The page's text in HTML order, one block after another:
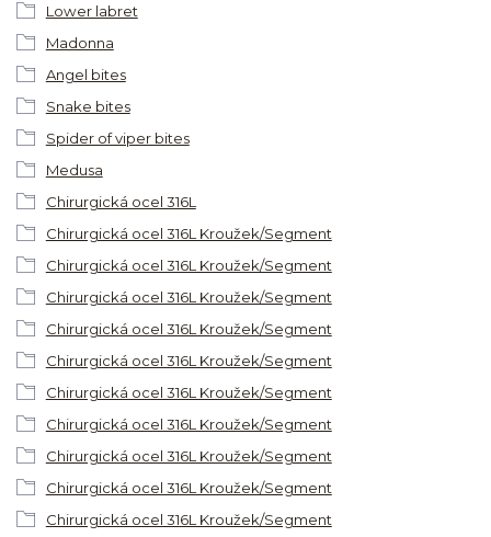
Lower labret
Madonna
Angel bites
Snake bites
Spider of viper bites
Medusa
Chirurgická ocel 316L
Chirurgická ocel 316L Kroužek/Segment
Chirurgická ocel 316L Kroužek/Segment
Chirurgická ocel 316L Kroužek/Segment
Chirurgická ocel 316L Kroužek/Segment
Chirurgická ocel 316L Kroužek/Segment
Chirurgická ocel 316L Kroužek/Segment
Chirurgická ocel 316L Kroužek/Segment
Chirurgická ocel 316L Kroužek/Segment
Chirurgická ocel 316L Kroužek/Segment
Chirurgická ocel 316L Kroužek/Segment